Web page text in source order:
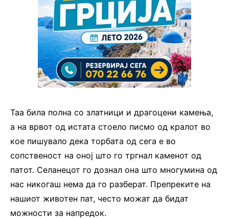
Таа била полна со златници и драгоцени камења,
а на врвот од истата стоело писмо од кралот во
кое пишувало дека торбата од сега е во
сопственост на оној што го тргнал каменот од
патот. Селанецот го дознал она што многумина од
нас никогаш нема да го разберат. Препреките на
нашиот животен пат, често можат да бидат
можности за напредок.